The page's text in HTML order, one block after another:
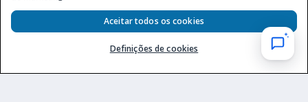
autorizada a operar apostas de quota fixa em todo território nacional pela
Secretaria de Prêmios e Apostas do Ministério da Fazenda, conforme Portaria nº
247, de 07.02.2025, publicada no DOU em 11.2.2025.
Definições de cookies
Aceitar todos os cookies